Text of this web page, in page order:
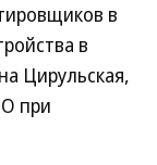
в
в
Цирульская,
при